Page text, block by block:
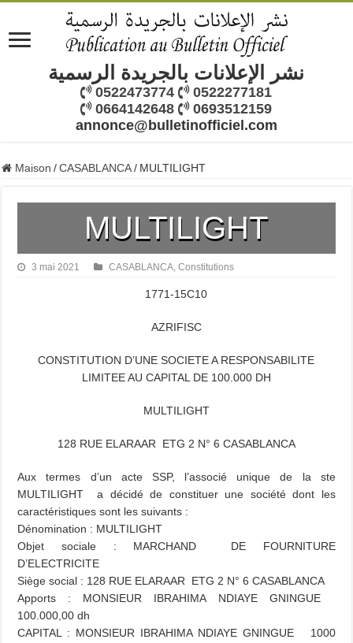
نشر الإعلانات بالجريدة الرسمية
0522473774
0522277181
0664142648
0693512159
annonce@bulletinofficiel.com
Maison / CASABLANCA / MULTILIGHT
MULTILIGHT
3 mai 2021 CASABLANCA,Constitutions
1771-15C10
AZRIFISC
CONSTITUTION D’UNE SOCIETE A RESPONSABILITE
LIMITEE AU CAPITAL DE 100.000 DH
MULTILIGHT
128 RUE ELARAAR ETG 2 N° 6 CASABLANCA
Aux termes d’un acte SSP, l’associé unique de la ste
MULTILIGHT a décidé de constituer une société dont les
caractéristiques sont les suivants :
Dénomination : MULTILIGHT
Objet sociale : MARCHAND DE FOURNITURE
D’ELECTRICITE
Siège social : 128 RUE ELARAAR ETG 2 N° 6 CASABLANCA
Apports : MONSIEUR IBRAHIMA NDIAYE GNINGUE
100.000,00 dh
CAPITAL : MONSIEUR IBRAHIMA NDIAYE GNINGUE 1000